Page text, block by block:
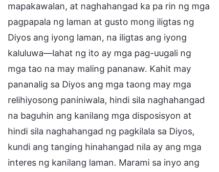
mapakawalan, at naghahangad ka pa rin ng mga
pagpapala ng laman at gusto mong iligtas ng
Diyos ang iyong laman, na iligtas ang iyong
kaluluwa—lahat ng ito ay mga pag-uugali ng
mga tao na may maling pananaw. Kahit may
pananalig sa Diyos ang mga taong may mga
relihiyosong paniniwala, hindi sila naghahangad
na baguhin ang kanilang mga disposisyon at
hindi sila naghahangad ng pagkilala sa Diyos,
kundi ang tanging hinahangad nila ay ang mga
interes ng kanilang laman. Marami sa inyo ang